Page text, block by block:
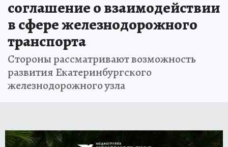
соглашение о взаимодействии
в сфере железнодорожного
транспорта
Стороны рассматривают возможность
развития Екатеринбургского
железнодорожного узла